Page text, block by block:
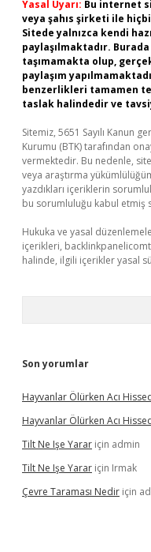
Yasal Uyarı: Bu internet
veya şahıs şirketi ile
Sitede yalnızca kendi
paylaşılmaktadır.
taşımamakta olup,
paylaşım
benzerlikleri tamamen
taslak halindedir ve
Sitemiz, 5651 Sayılı Kanun
Kurumu (BTK) tarafından
vermektedir. Bu nedenle,
veya araştırma
yazdıkları içeriklerin
bu sorumluluğu kabul etmiş
Hukuka ve yasal
içerikleri,
halinde, ilgili içerikler yasal
Son yorumlar
Hayvanlar Ölürken Acı
Hayvanlar Ölürken Acı
Tilt Ne Işe Yarar için admin
Tilt Ne Işe Yarar için Irmak
Çevre Taraması Nedir için